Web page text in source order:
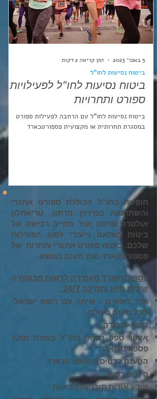
ביטוח נסיעות לחו"ל לפעילויות
ספורט ותחרויות
ביטוח נסיעות לחו"ל עם הרחבה לפעילות ספורט
במסגרת תחרותית או מקצועית פספורטכארד
ביטוח נסיעות לחו"ל
5 באפר׳ 2023 זמן קריאה 2 דקות
חופשת בחו"ל הכוללת ספורט אתגרי
והשתתפות במירוץ מרתון, טריאתלון
אולטרה מרתון ועוד מחייב רכישה של
ביטוח מותאם וייעודי לסוג הפעילות
שלכם. ביטוח ספורט אתגרי ותחרות של
פספורטקארד נותן מענה בנושא.
פספורטקארד מעמידה לרשות מבוטחיה
שירות סיוע ותמיכה 24/7:
חדר רופאים - שיחה עם רופא ישראלי
מכל מקום בעולם
כיסוי לכבודה
איתור ספק רפואי בחו"ל בעזרת מוקד
פספורט קארד
הטענת כרטיס הפספורטכארד
חיתום רפואי
מידע אודות תוכניות הביטוח